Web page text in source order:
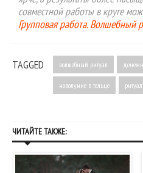
совместной работы в круге
Групповая работа. Волшебный
TAGGED волшебный ритуал
новолуние в тельце
ЧИТАЙТЕ ТАКЖЕ: